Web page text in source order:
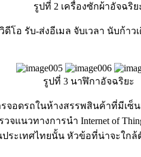
รูปที่ 2 เครื่องซักผ้าอัจฉริย
โอ รับ-ส่งอีเมล จับเวลา นับก้
รูปที่ 3 นาฬิกาอัจฉริยะ
จอดรถในห้างสรรพสินค้าที่มีเ
นวทางการนำ Internet of
ะเทศไทยนั้น หัวข้อที่น่าจะใก